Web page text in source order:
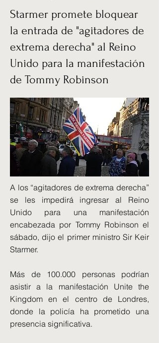
Starmer promete bloquear
la entrada de "agitadores de
extrema derecha" al Reino
Unido para la manifestación
de Tommy Robinson
A los “agitadores de extrema derecha”
se les impedirá ingresar al Reino
Unido para una manifestación
encabezada por Tommy Robinson el
sábado, dijo el primer ministro Sir Keir
Starmer.
Más de 100.000 personas podrían
asistir a la manifestación Unite the
Kingdom en el centro de Londres,
donde la policía ha prometido una
presencia significativa.